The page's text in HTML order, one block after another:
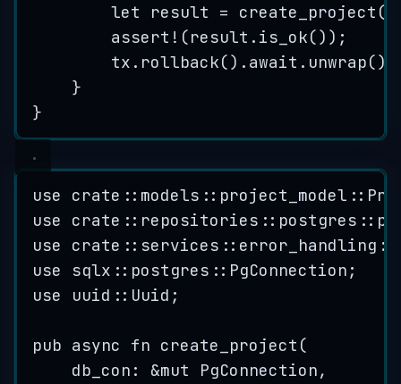
let
result = create_project (
assert! (result . is_ok());
tx . rollback() . await . unwrap();
}
}
use crate :: models :: project_model ::
use
crate :: repositories :: postgres ::
use
crate :: services :: error_handling ::
use sqlx :: postgres :: PgConnection;
use uuid :: Uuid;
pub async fn create_project (
db_con : &mut PgConnection,